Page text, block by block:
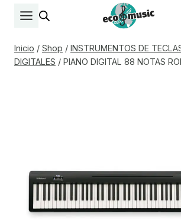
Inicio / Shop / INSTRUMENTOS DE
DIGITALES / PIANO DIGITAL 88 NOTAS